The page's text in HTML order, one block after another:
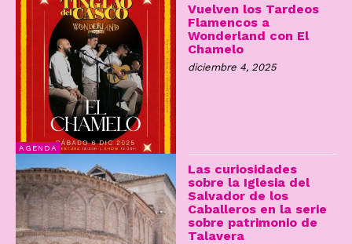
AGENDA
Vuelven los Tardeos
Flamencos a
Wonderland con El
Chamelo
diciembre 4, 2025
Las curiosidades
sobre la Iglesia del
Salvador de los
Caballeros en la serie
sobre patrimonio de
Talavera